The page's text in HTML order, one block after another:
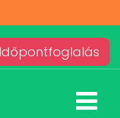
Időpontfoglalás